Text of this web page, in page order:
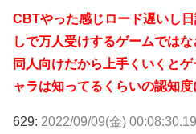
CBTやった感じロード遅いし
しで万人受けするゲームでは
同人向けだから上手くいくと
ャラは知ってるくらいの認知
629: 2022/09/09(金)